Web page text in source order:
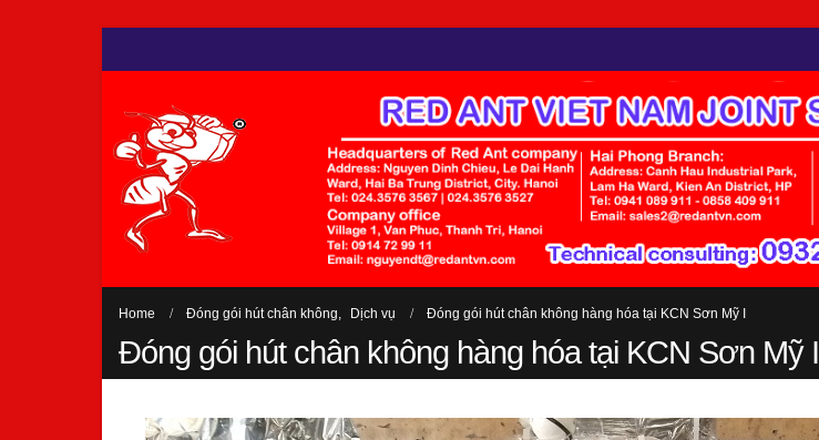
Home Đóng gói hút chân không Dịch vụ Đóng gói hút chân không hàng hóa tại KCN Sơn Mỹ I
Đóng gói hút chân không hàng hóa tại KCN Sơn Mỹ I